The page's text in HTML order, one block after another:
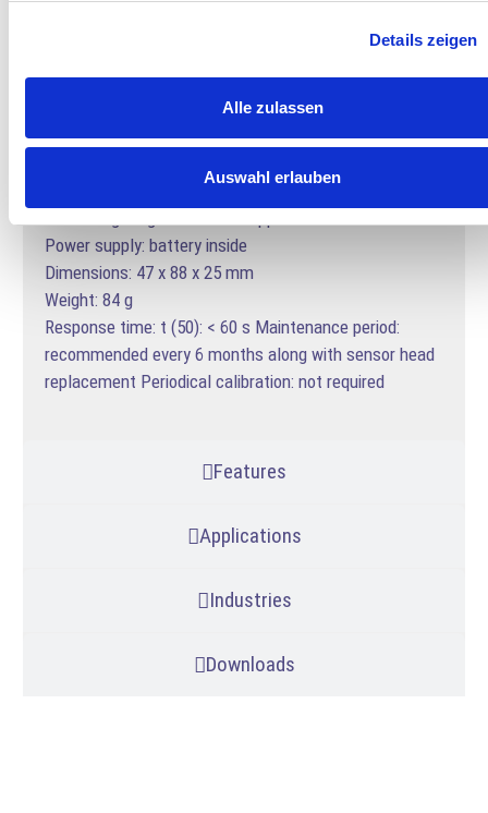
Details zeigen
Alle zulassen
Auswahl erlauben
Technical data
Features
Applications
Industries
Downloads
Power supply: battery inside
Dimensions: 47 x 88 x 25 mm
Weight: 84 g
Response time: t (50): < 60 s Maintenance period:
recommended every 6 months along with sensor head
replacement Periodical calibration: not required